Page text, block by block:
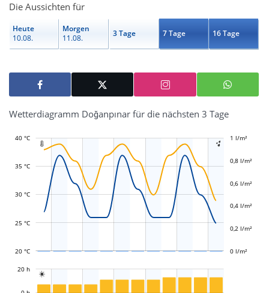
Die Aussichten für
Heute
10.08.
Morgen
11.08.
3 Tage 7 Tage 16 Tage
Wetterdiagramm Doğanpınar für die nächsten 3 Tage
 
20 °C
30 °C
40 °C
35 °C
25 °C
-0,4 l/m²
-0,2 l/m²
0 l/m²
0,2 l/m²
0,4 l/m²
0,6 l/m²
0,8 l/m²
1 l/m²
1,2 l/m²

20 h